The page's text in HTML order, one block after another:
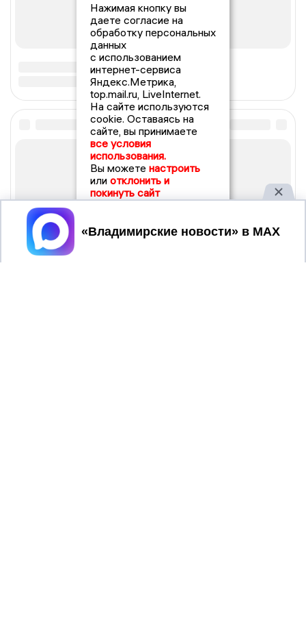
Нажимая кнопку вы
даете согласие на
обработку персональных
данных
с использованием
интернет-сервиса
Яндекс.Метрика,
top.mail.ru, LiveInternet.
На сайте используются
cookie. Оставаясь на
сайте, вы принимаете
все условия
использования.
Вы можете настроить
или отклонить и
покинуть сайт
Принять